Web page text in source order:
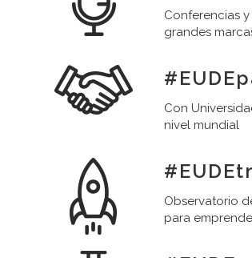
Conferencias
grandes
Con
nivel mundial
Observatorio
para